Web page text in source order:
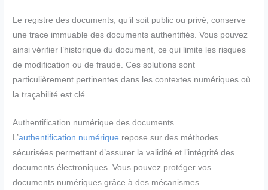
Le registre des documents, qu’il soit public ou privé, conserve
une trace immuable des documents authentifiés. Vous pouvez
ainsi vérifier l’historique du document, ce qui limite les risques
de modification ou de fraude. Ces solutions sont
particulièrement pertinentes dans les contextes numériques où
la traçabilité est clé.
Authentification numérique des documents
L’authentification numérique repose sur des méthodes
sécurisées permettant d’assurer la validité et l’intégrité des
documents électroniques. Vous pouvez protéger vos
documents numériques grâce à des mécanismes